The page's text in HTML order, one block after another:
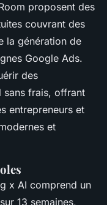
proposent des
couvrant des
la génération de
Google Ads.
des
sans frais, offrant
entrepreneurs et
et
x AI comprend un
13 semaines,